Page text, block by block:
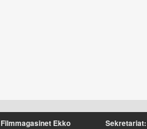
Filmmagasinet Ekko Sekretariat: